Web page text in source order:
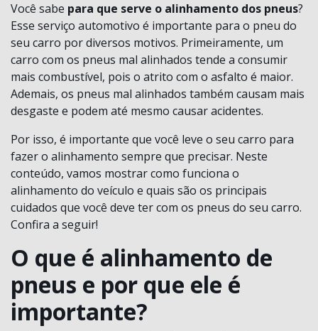
Você sabe para que serve o alinhamento dos pneus?
Esse serviço automotivo é importante para o pneu do
seu carro por diversos motivos. Primeiramente, um
carro com os pneus mal alinhados tende a consumir
mais combustível, pois o atrito com o asfalto é maior.
Ademais, os pneus mal alinhados também causam mais
desgaste e podem até mesmo causar acidentes.
Por isso, é importante que você leve o seu carro para
fazer o alinhamento sempre que precisar. Neste
conteúdo, vamos mostrar como funciona o
alinhamento do veículo e quais são os principais
cuidados que você deve ter com os pneus do seu carro.
Confira a seguir!
O que é alinhamento de
pneus e por que ele é
importante?